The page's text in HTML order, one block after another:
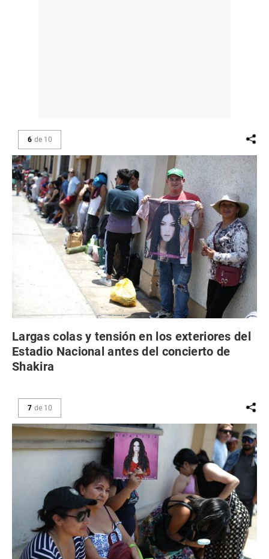
6 de 10
Largas colas y tensión en los exteriores del
Estadio Nacional antes del concierto de
Shakira
7 de 10